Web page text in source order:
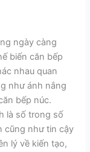
ngày càng
biến căn bếp
nhau quan
như ánh nắng
bếp núc.
là số trong số
cũng như tin cậy
lý về kiến tạo,